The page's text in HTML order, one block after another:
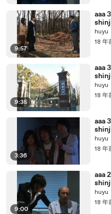
9:57
aaa
huyu
18 年
9:35
aaa
huyu
18 年
3:36
aaa
huyu
18 年
9:00
aaa
huyu
18 年